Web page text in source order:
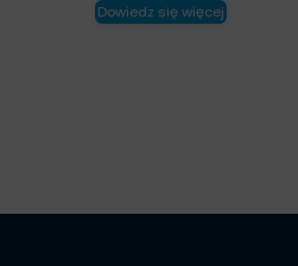
Dowiedz się więcej